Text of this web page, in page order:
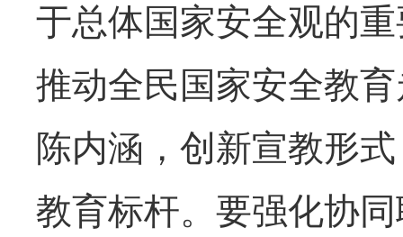
于总体国家安全观的
推动全民国家安全教
陈内涵，创新宣教形
教育标杆。要强化协